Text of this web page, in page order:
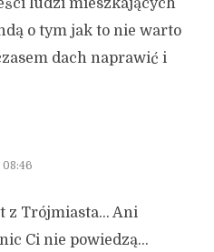
ludzi mieszkających
o tym jak to nie warto
dach naprawić i
z Trójmiasta… Ani
Ci nie powiedzą…